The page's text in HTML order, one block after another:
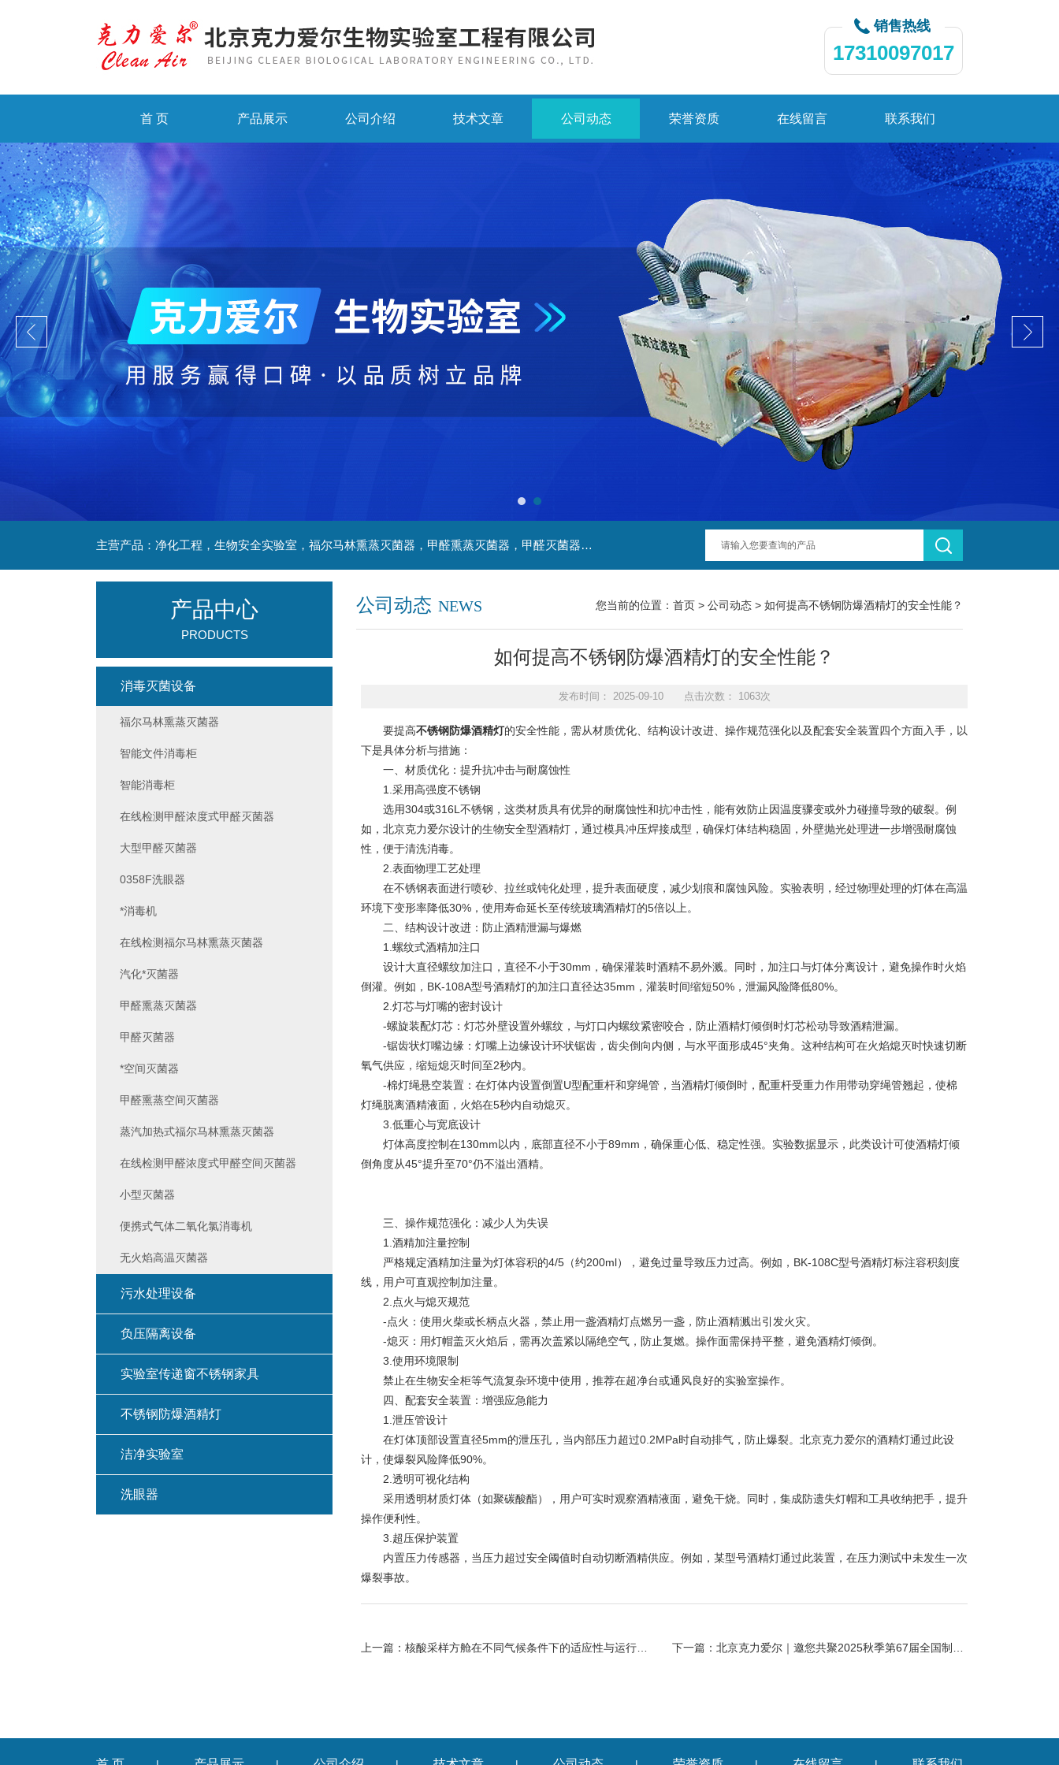
销售热线
17310097017
首 页 产品展示 公司介绍 技术文章 公司动态 荣誉资质 在线留言 联系我们
主营产品：净化工程，生物安全实验室，福尔马林熏蒸灭菌器，甲醛熏蒸灭菌器，甲醛灭菌器，灭菌器，不锈钢家具，不锈钢防爆酒精灯，污水处理系统，无火焰高温灭菌器，净化工程，百级恒温实验室，洁净工程，
公司动态 NEWS 您当前的位置： 首页 > 公司动态 > 如何提高不锈钢防爆酒精灯的安全性能？
如何提高不锈钢防爆酒精灯的安全性能？
发布时间： 2025-09-10 点击次数： 1063次
要提高不锈钢防爆酒精灯的安全性能，需从材质优化、结构设计改进、操作规范强化以及配套安全装置四个方面入手，以
下是具体分析与措施：
一、材质优化：提升抗冲击与耐腐蚀性
1.采用高强度不锈钢
选用304或316L不锈钢，这类材质具有优异的耐腐蚀性和抗冲击性，能有效防止因温度骤变或外力碰撞导致的破裂。例
如，北京克力爱尔设计的生物安全型酒精灯，通过模具冲压焊接成型，确保灯体结构稳固，外壁抛光处理进一步增强耐腐蚀
性，便于清洗消毒。
2.表面物理工艺处理
在不锈钢表面进行喷砂、拉丝或钝化处理，提升表面硬度，减少划痕和腐蚀风险。实验表明，经过物理处理的灯体在高温
环境下变形率降低30%，使用寿命延长至传统玻璃酒精灯的5倍以上。
二、结构设计改进：防止酒精泄漏与爆燃
1.螺纹式酒精加注口
设计大直径螺纹加注口，直径不小于30mm，确保灌装时酒精不易外溅。同时，加注口与灯体分离设计，避免操作时火焰
倒灌。例如，BK-108A型号酒精灯的加注口直径达35mm，灌装时间缩短50%，泄漏风险降低80%。
2.灯芯与灯嘴的密封设计
-螺旋装配灯芯：灯芯外壁设置外螺纹，与灯口内螺纹紧密咬合，防止酒精灯倾倒时灯芯松动导致酒精泄漏。
-锯齿状灯嘴边缘：灯嘴上边缘设计环状锯齿，齿尖倒向内侧，与水平面形成45°夹角。这种结构可在火焰熄灭时快速切断
氧气供应，缩短熄灭时间至2秒内。
-棉灯绳悬空装置：在灯体内设置倒置U型配重杆和穿绳管，当酒精灯倾倒时，配重杆受重力作用带动穿绳管翘起，使棉
灯绳脱离酒精液面，火焰在5秒内自动熄灭。
3.低重心与宽底设计
灯体高度控制在130mm以内，底部直径不小于89mm，确保重心低、稳定性强。实验数据显示，此类设计可使酒精灯倾
倒角度从45°提升至70°仍不溢出酒精。
三、操作规范强化：减少人为失误
1.酒精加注量控制
严格规定酒精加注量为灯体容积的4/5（约200ml），避免过量导致压力过高。例如，BK-108C型号酒精灯标注容积刻度
线，用户可直观控制加注量。
2.点火与熄灭规范
-点火：使用火柴或长柄点火器，禁止用一盏酒精灯点燃另一盏，防止酒精溅出引发火灾。
-熄灭：用灯帽盖灭火焰后，需再次盖紧以隔绝空气，防止复燃。操作面需保持平整，避免酒精灯倾倒。
3.使用环境限制
禁止在生物安全柜等气流复杂环境中使用，推荐在超净台或通风良好的实验室操作。
四、配套安全装置：增强应急能力
1.泄压管设计
在灯体顶部设置直径5mm的泄压孔，当内部压力超过0.2MPa时自动排气，防止爆裂。北京克力爱尔的酒精灯通过此设
计，使爆裂风险降低90%。
2.透明可视化结构
采用透明材质灯体（如聚碳酸酯），用户可实时观察酒精液面，避免干烧。同时，集成防遗失灯帽和工具收纳把手，提升
操作便利性。
3.超压保护装置
内置压力传感器，当压力超过安全阈值时自动切断酒精供应。例如，某型号酒精灯通过此装置，在压力测试中未发生一次
爆裂事故。
下一篇： 北京克力爱尔｜邀您共聚2025秋季第67届全国制药机械博览会、中国国际制药机械博览会
上一篇： 核酸采样方舱在不同气候条件下的适应性与运行挑战
产品中心
PRODUCTS
消毒灭菌设备
福尔马林熏蒸灭菌器
智能文件消毒柜
智能消毒柜
在线检测甲醛浓度式甲醛灭菌器
大型甲醛灭菌器
0358F洗眼器
*消毒机
在线检测福尔马林熏蒸灭菌器
汽化*灭菌器
甲醛熏蒸灭菌器
甲醛灭菌器
*空间灭菌器
甲醛熏蒸空间灭菌器
蒸汽加热式福尔马林熏蒸灭菌器
在线检测甲醛浓度式甲醛空间灭菌器
小型灭菌器
便携式气体二氧化氯消毒机
无火焰高温灭菌器
污水处理设备
负压隔离设备
实验室传递窗不锈钢家具
不锈钢防爆酒精灯
洁净实验室
洗眼器